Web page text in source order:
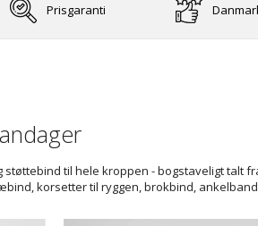
Prisgaranti
til hele kroppen - bogstaveligt talt
korsetter til ryggen, brokbind,